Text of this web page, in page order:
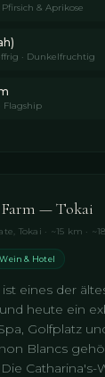
& Aprikose
· Dunkelfruchtig
Flagship
Farm — Tokai
Tokai · ~15 km ·
Wein & Hotel
eines der
und heute ein
Golfplatz
Blancs
Die